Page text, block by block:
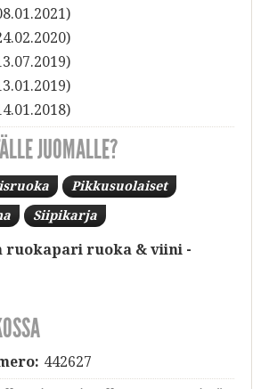
JUOMALLE?
Pikkusuolaiset
Siipikarja
ruokapari ruoka & viini -
442627